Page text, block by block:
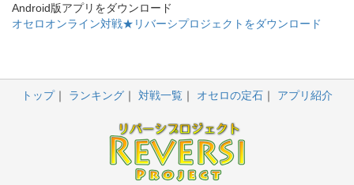
Android版アプリをダウンロード
オセロオンライン対戦★リバーシプロジェクトをダウンロード
トップ ランキング 対戦一覧 オセロの定石 アプリ紹介